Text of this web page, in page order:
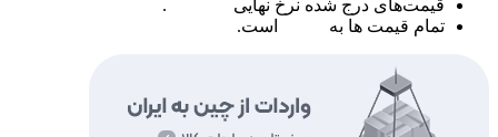
قیمت‌های درج شده نرخ نهایینمی‌باشد
تمام قیمت ها بهتومان